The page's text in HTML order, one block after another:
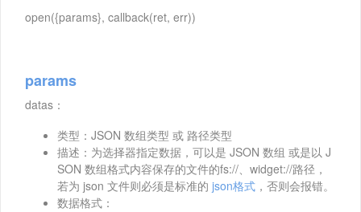
open({params}, callback(ret, err))
params
datas：
类型：JSON 数组类型 或 路径类型
描述：为选择器指定数据，可以是 JSON 数组 或是以 J
SON 数组格式内容保存的文件的fs://、widget://路径，
若为 json 文件则必须是标准的 json格式 ，否则会报错。
数据格式：